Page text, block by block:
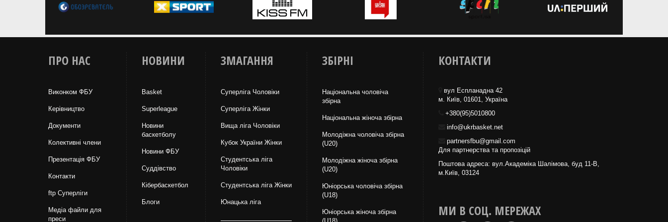
ПРО НАС
Виконком ФБУ
Керівництво
Документи
Колективні члени
Презентація ФБУ
Контакти
ftp Суперліги
Медіа файли для
преси
НОВИНИ
Basket
Superleague
Новини
баскетболу
Новини ФБУ
Суддівство
Кібербаскетбол
Блоги
ЗМАГАННЯ
Суперліга Чоловіки
Суперліга Жінки
Вища лiга Чоловіки
Кубок України Жінки
Студентська ліга
Чоловiки
Студентська ліга Жінки
Юнацька ліга
ЗБІРНІ
Національна чоловіча
збірна
Національна жiноча збірна
Молодіжна чоловіча збірна
(U20)
Молодіжна жіноча збірна
(U20)
Юніорська чоловіча збірна
(U18)
Юніорська жіноча збірна
КОНТАКТИ
вул Еспланадна 42
м. Київ, 01601, Україна
+380(95)5010800
info@ukrbasket.net
partnersfbu@gmail.com
Для партнерства та пропозіцій
Поштова адреса: вул.Академіка Шалімова, буд 11-В,
м.Київ, 03124
МИ В СОЦ. МЕРЕЖАХ